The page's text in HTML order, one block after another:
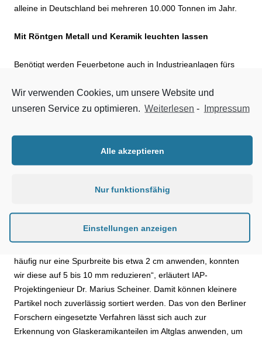
alleine in Deutschland bei mehreren 10.000 Tonnen im Jahr.
Mit Röntgen Metall und Keramik leuchten lassen
Benötigt werden Feuerbetone auch in Industrieanlagen fürs
Magnete relativ gut von anderen Stoffen trennen lässt, ist dies
z.B. bei Kupfer und Aluminium schwieriger. Das gilt erst recht,
Müllverbrennungsanlage kommen. Für ihre feine, saubere
Trennung nutzt man am Institut für Angewandte Photonik (IAP)
Röntgenstrahlung. Die so angeregten Metalle geben
wie z.B. von Mangan, Kupfer, Nickel, Chrom oder Zink möglich.
häufig nur eine Spurbreite bis etwa 2 cm anwenden, konnten
wir diese auf 5 bis 10 mm reduzieren“, erläutert IAP-
Projektingenieur Dr. Marius Scheiner. Damit können kleinere
Partikel noch zuverlässig sortiert werden. Das von den Berliner
Forschern eingesetzte Verfahren lässt sich auch zur
Erkennung von Glaskeramikanteilen im Altglas anwenden, um
Wir verwenden Cookies, um unsere Website und
unseren Service zu optimieren. Weiterlesen - Impressum
Alle akzeptieren
Nur funktionsfähig
Einstellungen anzeigen